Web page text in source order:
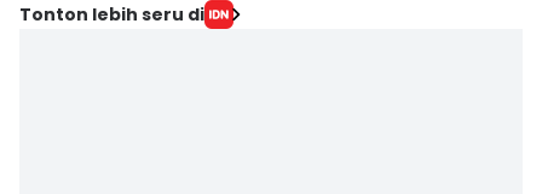
Tonton lebih seru di